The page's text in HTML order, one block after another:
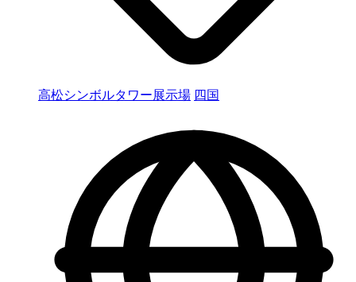
高松シンボルタワー展示場 四国